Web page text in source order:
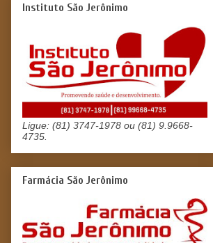
Instituto São Jerônimo
Ligue: (81) 3747-1978 ou (81) 9.9668-
4735.
Farmácia São Jerônimo